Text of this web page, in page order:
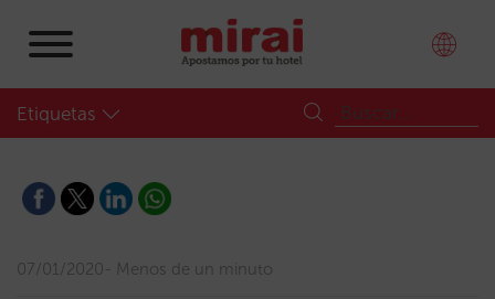
Etiquetas
07/01/2020 Menos de un minuto